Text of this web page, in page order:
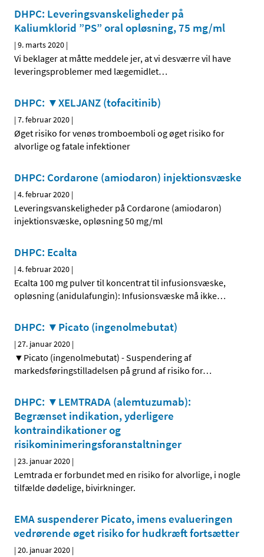
DHPC: Leveringsvanskeligheder på
Kaliumklorid ”PS” oral opløsning, 75 mg/ml
|9. marts 2020 |
Vi beklager at måtte meddele jer, at vi desværre vil have
leveringsproblemer med lægemidlet…
DHPC: ▼XELJANZ (tofacitinib)
|7. februar 2020 |
Øget risiko for venøs tromboemboli og øget risiko for
alvorlige og fatale infektioner
DHPC: Cordarone (amiodaron) injektionsvæske
|4. februar 2020 |
Leveringsvanskeligheder på Cordarone (amiodaron)
injektionsvæske, opløsning 50 mg/ml
DHPC: Ecalta
|4. februar 2020 |
Ecalta 100 mg pulver til koncentrat til infusionsvæske,
opløsning (anidulafungin): Infusionsvæske må ikke…
DHPC: ▼Picato (ingenolmebutat)
|27. januar 2020 |
▼Picato (ingenolmebutat) - Suspendering af
markedsføringstilladelsen på grund af risiko for…
DHPC: ▼LEMTRADA (alemtuzumab):
Begrænset indikation, yderligere
kontraindikationer og
risikominimeringsforanstaltninger
|23. januar 2020 |
Lemtrada er forbundet med en risiko for alvorlige, i nogle
tilfælde dødelige, bivirkninger.
EMA suspenderer Picato, imens evalueringen
vedrørende øget risiko for hudkræft fortsætter
|20. januar 2020 |